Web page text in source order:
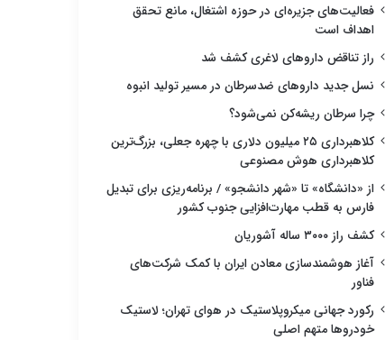
فعالیت‌های جزیره‌ای در حوزه اشتغال، مانع تحقق
اهداف است
راز تناقض داروهای لاغری کشف شد
نسل جدید داروهای ضدسرطان در مسیر تولید انبوه
چرا سرطان ریشه‌کن نمی‌شود؟
کلاهبرداری ۲۵ میلیون دلاری با چهره جعلی، بزرگ‌ترین
کلاهبرداری هوش مصنوعی
از «دانشگاه» تا «شهر دانشجو» / برنامه‌ریزی برای تبدیل
فارس به قطب مهارت‌افزایی جنوب کشور
کشف راز ۳۰۰۰ ساله آشوریان
آغاز هوشمندسازی معادن ایران با کمک شرکت‌های
فناور
رکورد جهانی میکروپلاستیک در هوای تهران؛ لاستیک
خودروها متهم اصلی